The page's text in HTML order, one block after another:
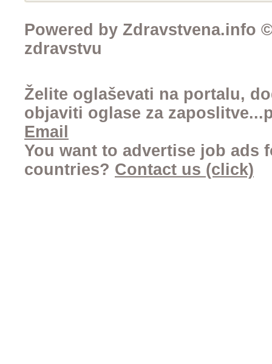
Powered by Zdravstvena.info
zdravstvu
Želite oglaševati na portalu,
objaviti oglase za
Email
You want to advertise job ads
countries? Contact us (click)